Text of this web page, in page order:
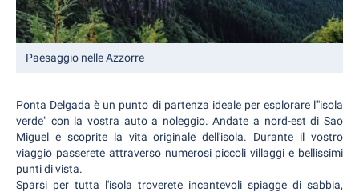
Paesaggio nelle Azzorre
Ponta Delgada è un punto di partenza ideale per esplorare l'"isola
verde" con la vostra auto a noleggio. Andate a nord-est di Sao
Miguel e scoprite la vita originale dell'isola. Durante il vostro
viaggio passerete attraverso numerosi piccoli villaggi e bellissimi
punti di vista.
Sparsi per tutta l'isola troverete incantevoli spiagge di sabbia,